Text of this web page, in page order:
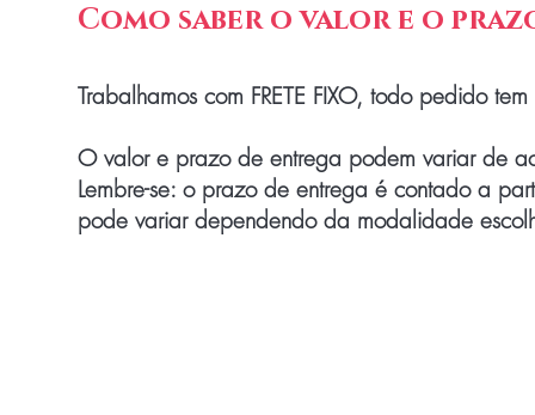
Como saber o valor e o
Trabalhamos com FRETE FIXO, todo pedido
O valor e prazo de entrega podem variar de
Lembre-se: o prazo de entrega é contado a
pode variar dependendo da modalidade